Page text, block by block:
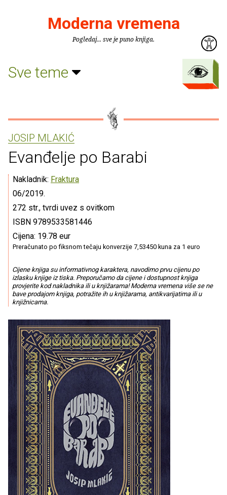
Moderna vremena
Pogledaj... sve je puno knjiga.
Sve teme
JOSIP MLAKIĆ
Evanđelje po Barabi
Nakladnik: Fraktura
06/2019.
272 str., tvrdi uvez s ovitkom
ISBN 9789533581446
Cijena: 19.78 eur
Preračunato po fiksnom tečaju konverzije 7,53450 kuna za 1 euro
Cijene knjiga su informativnog karaktera, navodimo prvu cijenu po
izlasku knjige iz tiska. Preporučamo da cijene i dostupnost knjiga
provjerite kod nakladnika ili u knjižarama! Moderna vremena više se ne
bave prodajom knjiga, potražite ih u knjižarama, antikvarijatima ili u
knjižnicama.